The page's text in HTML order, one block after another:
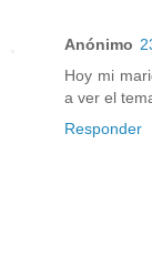
Anónimo
Hoy mi
a ver el
Responder